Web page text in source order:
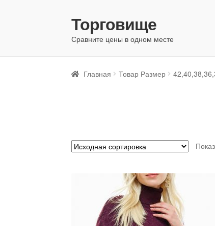
Перейти
навигации
Перейти
содержимому
Торговище
Сравните цены в одном месте
Главная Товар Размер